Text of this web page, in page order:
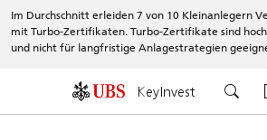
Im Durchschnitt erleiden 7 von 10 Kleinanlegern
mit Turbo-Zertifikaten. Turbo-Zertifikate sind
und nicht für langfristige Anlagestrategien
KeyInvest